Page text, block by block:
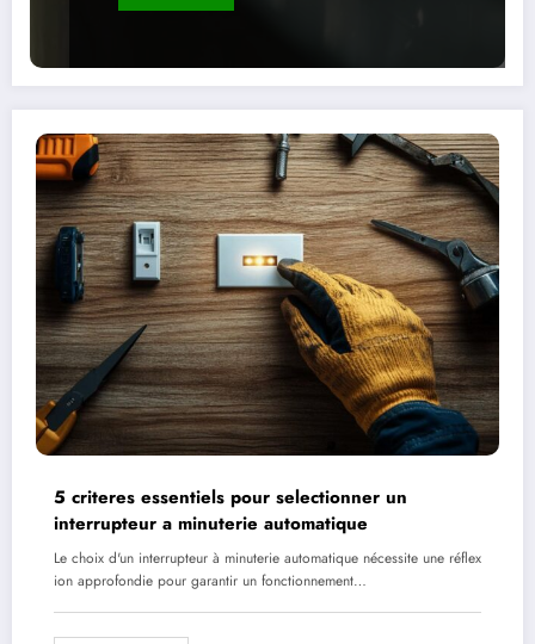
5 criteres essentiels pour selectionner un
interrupteur a minuterie automatique
Le choix d'un interrupteur à minuterie automatique nécessite une réflex
ion approfondie pour garantir un fonctionnement…